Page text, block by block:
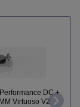
DC +
Virtuoso V2